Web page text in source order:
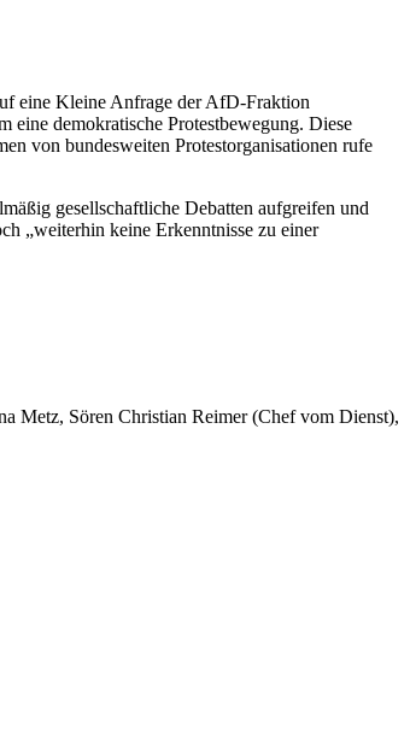
eine Kleine Anfrage der AfD-Fraktion
eine demokratische Protestbewegung. Diese
von bundesweiten Protestorganisationen rufe
gesellschaftliche Debatten aufgreifen und
„weiterhin keine Erkenntnisse zu einer
Metz, Sören Christian Reimer (Chef vom Dienst),